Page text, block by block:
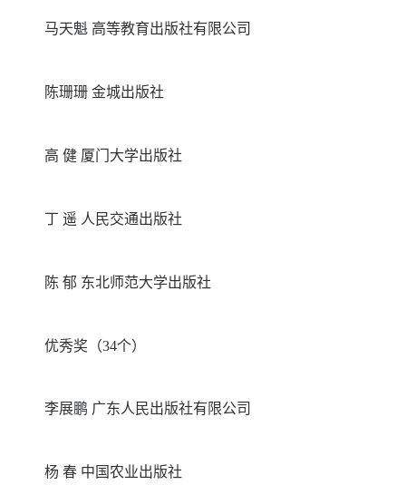
马天魁 高等教育出版社有限公司
陈珊珊 金城出版社
高 健 厦门大学出版社
丁 遥 人民交通出版社
陈 郁 东北师范大学出版社
优秀奖（34个）
李展鹏 广东人民出版社有限公司
杨 春 中国农业出版社